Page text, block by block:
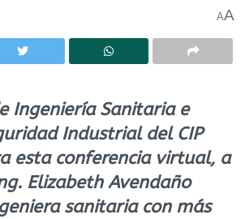
AA
Ingeniería Sanitaria e
Industrial del CIP
esta conferencia virtual, a
Elizabeth Avendaño
sanitaria con más